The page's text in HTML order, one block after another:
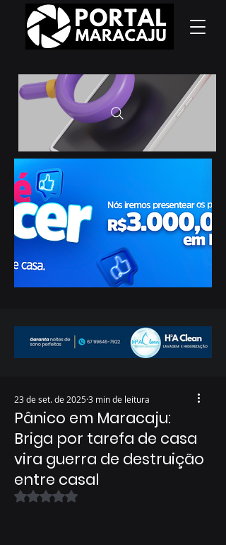
Pânico em Maracaju:
Briga por tarefa de casa
vira guerra de destruição
entre casal
23 de set. de 20253 min de leitura
Avaliado com NaN de 5 estrelas.